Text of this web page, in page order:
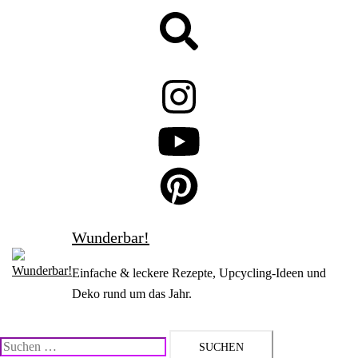
Wunderbar!
Einfache & leckere Rezepte, Upcycling-Ideen und
Deko rund um das Jahr.
Suchen